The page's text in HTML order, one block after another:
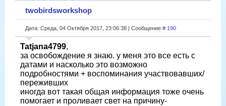
twobirdsworkshop
Дата: Среда, 04 Октября 2017, 23:06:38 | Сообщение # 190
Tatjana4799,
за освобождение я знаю. у меня это все есть с
датами и насколько это возможно
подробностями + воспоминания участвовавших/
переживших
иногда вот такая общая информация тоже очень
помогает и проливает свет на причину-